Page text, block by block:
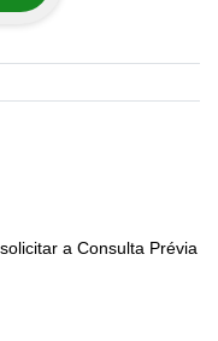
a Consulta Prévia